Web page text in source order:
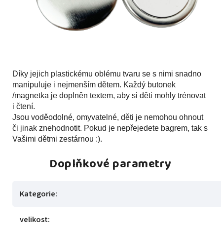
Díky jejich plastickému oblému tvaru se s nimi snadno
manipuluje i nejmenším dětem. Každý butonek
/magnetka je doplněn textem, aby si děti mohly trénovat
i čtení.
Jsou voděodolné, omyvatelné, děti je nemohou ohnout
či jinak znehodnotit. Pokud je nepřejedete bagrem, tak s
Vašimi dětmi zestárnou :).
Doplňkové parametry
Kategorie:
velikost: